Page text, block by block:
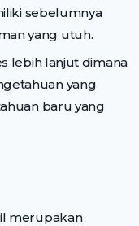
sebelumnya
yang utuh.
lebih lanjut dimana
yang
baru yang
merupakan